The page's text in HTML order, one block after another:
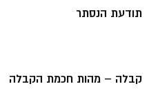
תודעת הנסתר
קבלה – מהות חכמת הקבלה